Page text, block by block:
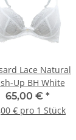
Lace Natural
Up BH White
65,00 € *
€ pro 1 Stück